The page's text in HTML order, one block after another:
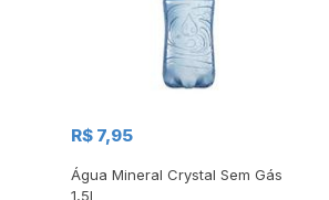
R$ 7,95
Água Mineral Crystal Sem Gás
1,5l